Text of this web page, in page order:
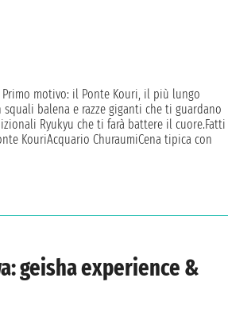
motivo: il Ponte Kouri, il più lungo
balena e razze giganti che ti guardano
Ryukyu che ti farà battere il cuore.Fatti
KouriAcquario ChuraumiCena tipica con
geisha experience &